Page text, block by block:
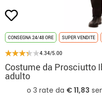
CONSEGNA 24/48 ORE SUPER VENDITE
4.34/5.00
Costume da Prosciutto
adulto